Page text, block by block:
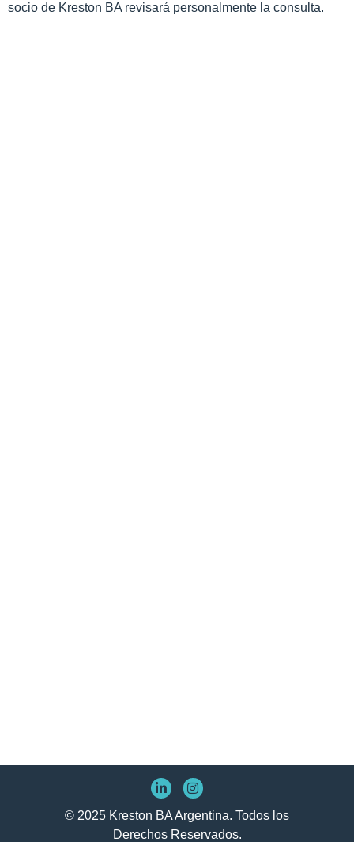
socio de Kreston BA revisará personalmente la consulta.
© 2025 Kreston BA Argentina. Todos los
Derechos Reservados.